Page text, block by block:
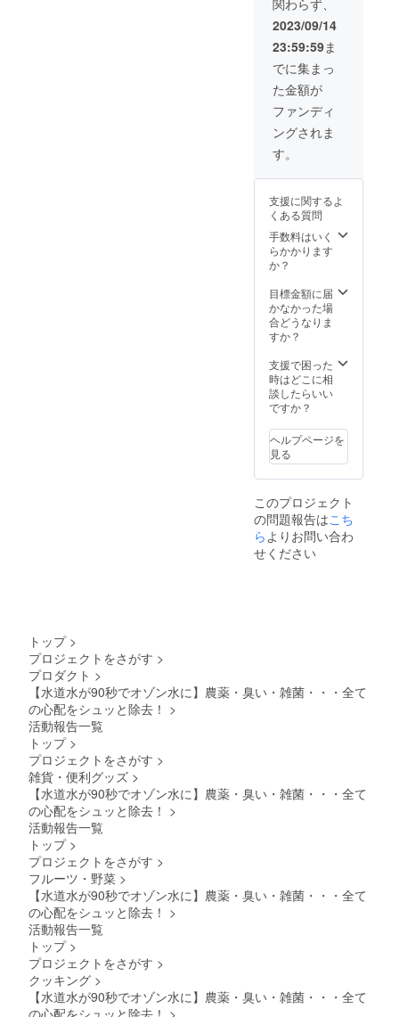
時期が
遅れる
ありま
す。
ン・仕
様は変
更にな
る可能
性もご
ざいま
す。ご
了承く
ださ
い。 ※
使用部
給状
況、製
造工程
の都合
時期が
遅れる
場合が
料込で
す。 ※
皆様の
ご購入
により
量産効
率が向
上した
場合、
正規販
予定価
下がる
可能性
もござ
いま
す。 ※
ン・仕
様は変
更にな
る可能
ざいま
す。ご
了承く
ださ
ご注文
状況、
使用部
材の供
況、製
造工程
の都合
当によ
り出荷
2023/09/14
23:59:59ま
でに集まっ
た金額が
ファンディ
ングされま
す。
支援に関するよ
くある質問
手数料はいく
らかかります
か？
目標金額に届
かなかった場
合どうなりま
すか？
支援で困った
時はどこに相
談したらいい
ですか？
ヘルプページを
見る
このプロジェクト
の問題報告はこち
ら よりお問い合わ
せください
トップ >
プロジェクトをさがす >
プロダクト >
【水道水が90秒でオゾン水に】農薬・臭い・雑菌・・・全て
の心配をシュッと除去！ >
活動報告一覧
トップ >
プロジェクトをさがす >
雑貨・便利グッズ >
【水道水が90秒でオゾン水に】農薬・臭い・雑菌・・・全て
の心配をシュッと除去！ >
活動報告一覧
トップ >
プロジェクトをさがす >
フルーツ・野菜 >
【水道水が90秒でオゾン水に】農薬・臭い・雑菌・・・全て
の心配をシュッと除去！ >
活動報告一覧
トップ >
プロジェクトをさがす >
クッキング >
【水道水が90秒でオゾン水に】農薬・臭い・雑菌・・・全て
の心配をシュッと除去！ >